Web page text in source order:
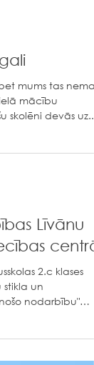
mums tas nemaz
mācību
klašu skolēni devās uz...
Līvānu
centrā
2.c klases
un
nodarbību"